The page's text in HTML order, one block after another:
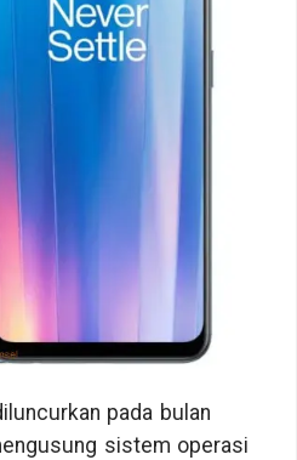
pada bulan
sistem operasi